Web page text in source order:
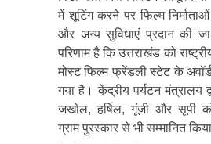
में शूटिंग करने पर फिल्म
और अन्य सुविधाएं प्रदान की
परिणाम है कि उत्तराखंड को
मोस्ट फिल्म फ्रेंडली स्टेट के
गया है। केंद्रीय पर्यटन मंत्रालय
जखोल, हर्षिल, गूंजी और सूपी
ग्राम पुरस्कार से भी सम्मानित